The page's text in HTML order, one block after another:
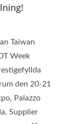
Taiwan
Week
den 20-21
Palazzo
Supplier